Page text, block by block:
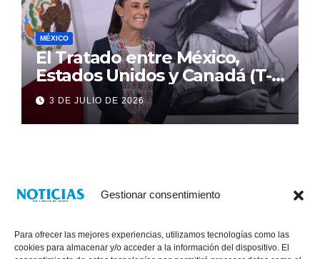
Gestionar consentimiento
Para ofrecer las mejores experiencias, utilizamos tecnologías como las
cookies para almacenar y/o acceder a la información del dispositivo. El
MÉXICO
El Tratado entre México,
Estados Unidos y Canadá (T-
MEC) se mantiene hasta el
2036: Presidenta Claudia
Sheinbaum
3 DE JULIO DE 2026